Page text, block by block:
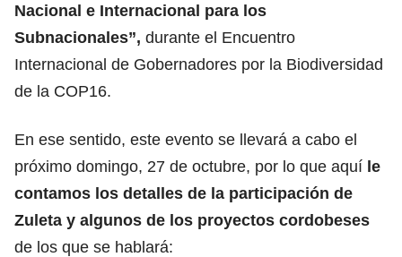
Nacional e Internacional para los
Subnacionales”, durante el Encuentro
Internacional de Gobernadores por la Biodiversidad
de la COP16.
En ese sentido, este evento se llevará a cabo el
próximo domingo, 27 de octubre, por lo que aquí le
contamos los detalles de la participación de
Zuleta y algunos de los proyectos cordobeses
de los que se hablará: